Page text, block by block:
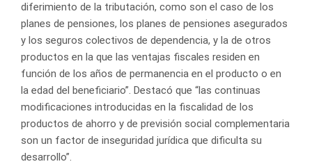
diferimiento de la tributación, como son el caso de los
planes de pensiones, los planes de pensiones asegurados
y los seguros colectivos de dependencia, y la de otros
productos en la que las ventajas fiscales residen en
función de los años de permanencia en el producto o en
la edad del beneficiario”. Destacó que “las continuas
modificaciones introducidas en la fiscalidad de los
productos de ahorro y de previsión social complementaria
son un factor de inseguridad jurídica que dificulta su
desarrollo”.